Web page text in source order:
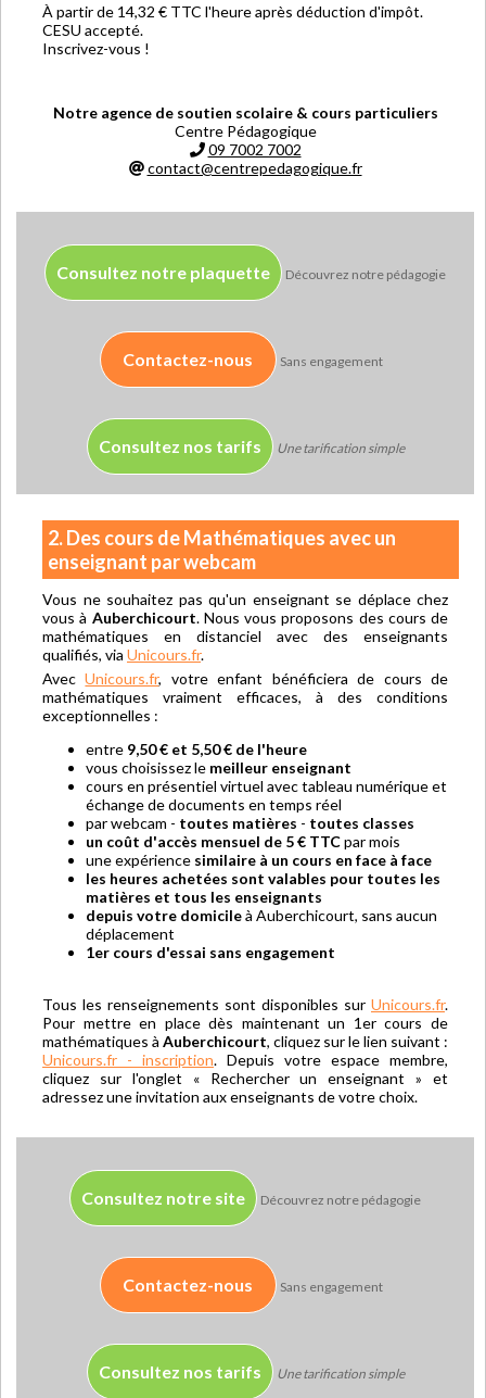
À partir de 14,32 € TTC l'heure après déduction d'impôt.
CESU accepté.
Inscrivez-vous !
Notre agence de soutien scolaire & cours particuliers
Centre Pédagogique
09 7002 7002
contact@centrepedagogique.fr
Consultez notre plaquette Découvrez notre pédagogie
Contactez-nous Sans engagement
Consultez nos tarifs Une tarification simple
2. Des cours de Mathématiques avec un
enseignant par webcam
Vous ne souhaitez pas qu'un enseignant se déplace chez
vous à Auberchicourt. Nous vous proposons des cours de
mathématiques en distanciel avec des enseignants
qualifiés, via Unicours.fr.
AvecUnicours.fr, votre enfant bénéficiera de cours de
mathématiques vraiment efficaces, à des conditions
exceptionnelles :
entre 9,50 € et 5,50 € de l'heure
vous choisissez le meilleur enseignant
cours en présentiel virtuel avec tableau numérique et
échange de documents en temps réel
par webcam - toutes matières - toutes classes
un coût d'accès mensuel de 5 € TTCpar mois
une expérience similaire à un cours en face à face
les heures achetées sont valables pour toutes les
matières et tous les enseignants
depuis votre domicileà Auberchicourt, sans aucun
déplacement
1er cours d'essai sans engagement
Tous les renseignements sont disponibles sur Unicours.fr.
Pour mettre en place dès maintenant un 1er cours de
mathématiques à Auberchicourt, cliquez sur le lien suivant :
Unicours.fr - inscription. Depuis votre espace membre,
cliquez sur l'onglet « Rechercher un enseignant » et
adressez une invitation aux enseignants de votre choix.
Consultez notre site Découvrez notre pédagogie
Contactez-nous Sans engagement
Consultez nos tarifs Une tarification simple